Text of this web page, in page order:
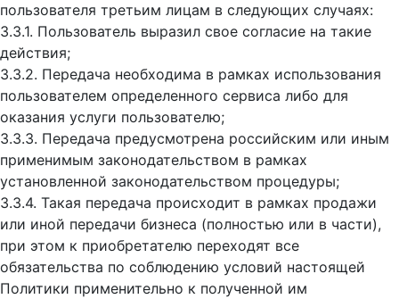
пользователя третьим лицам в следующих случаях:
3.3.1. Пользователь выразил свое согласие на такие
действия;
3.3.2. Передача необходима в рамках использования
пользователем определенного сервиса либо для
оказания услуги пользователю;
3.3.3. Передача предусмотрена российским или иным
применимым законодательством в рамках
установленной законодательством процедуры;
3.3.4. Такая передача происходит в рамках продажи
или иной передачи бизнеса (полностью или в части),
при этом к приобретателю переходят все
обязательства по соблюдению условий настоящей
Политики применительно к полученной им